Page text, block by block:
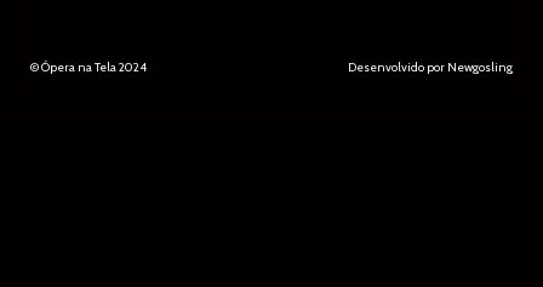
© Ópera na Tela 2024 Desenvolvido por Newgosling